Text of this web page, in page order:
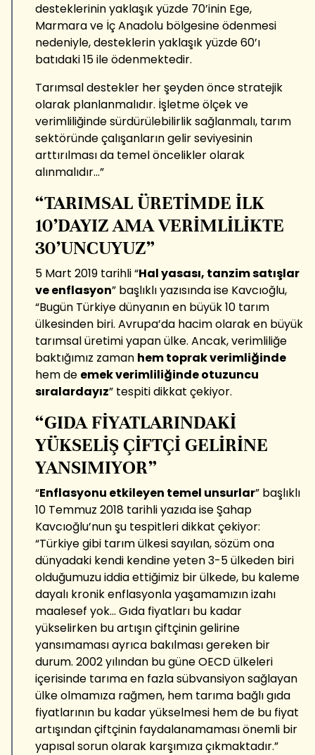
desteklerinin yaklaşık yüzde 70’inin Ege,
Marmara ve İç Anadolu bölgesine ödenmesi
nedeniyle, desteklerin yaklaşık yüzde 60’ı
batıdaki 15 ile ödenmektedir.
Tarımsal destekler her şeyden önce stratejik
olarak planlanmalıdır. İşletme ölçek ve
verimliliğinde sürdürülebilirlik sağlanmalı, tarım
sektöründe çalışanların gelir seviyesinin
arttırılması da temel öncelikler olarak
alınmalıdır…”
“TARIMSAL ÜRETİMDE İLK
10’DAYIZ AMA VERİMLİLİKTE
30’UNCUYUZ”
5 Mart 2019 tarihli “Hal yasası, tanzim satışlar
ve enflasyon” başlıklı yazısında ise Kavcıoğlu,
“Bugün Türkiye dünyanın en büyük 10 tarım
ülkesinden biri. Avrupa’da hacim olarak en büyük
tarımsal üretimi yapan ülke. Ancak, verimliliğe
baktığımız zaman hem toprak verimliğinde
hem de emek verimliliğinde otuzuncu
sıralardayız” tespiti dikkat çekiyor.
“GIDA FİYATLARINDAKİ
YÜKSELİŞ ÇİFTÇİ GELİRİNE
YANSIMIYOR”
“Enflasyonu etkileyen temel unsurlar” başlıklı
10 Temmuz 2018 tarihli yazıda ise Şahap
Kavcıoğlu’nun şu tespitleri dikkat çekiyor:
“Türkiye gibi tarım ülkesi sayılan, sözüm ona
dünyadaki kendi kendine yeten 3-5 ülkeden biri
olduğumuzu iddia ettiğimiz bir ülkede, bu kaleme
dayalı kronik enflasyonla yaşamamızın izahı
maalesef yok… Gıda fiyatları bu kadar
yükselirken bu artışın çiftçinin gelirine
yansımaması ayrıca bakılması gereken bir
durum. 2002 yılından bu güne OECD ülkeleri
içerisinde tarıma en fazla sübvansiyon sağlayan
ülke olmamıza rağmen, hem tarıma bağlı gıda
fiyatlarının bu kadar yükselmesi hem de bu fiyat
artışından çiftçinin faydalanamaması önemli bir
yapısal sorun olarak karşımıza çıkmaktadır.”